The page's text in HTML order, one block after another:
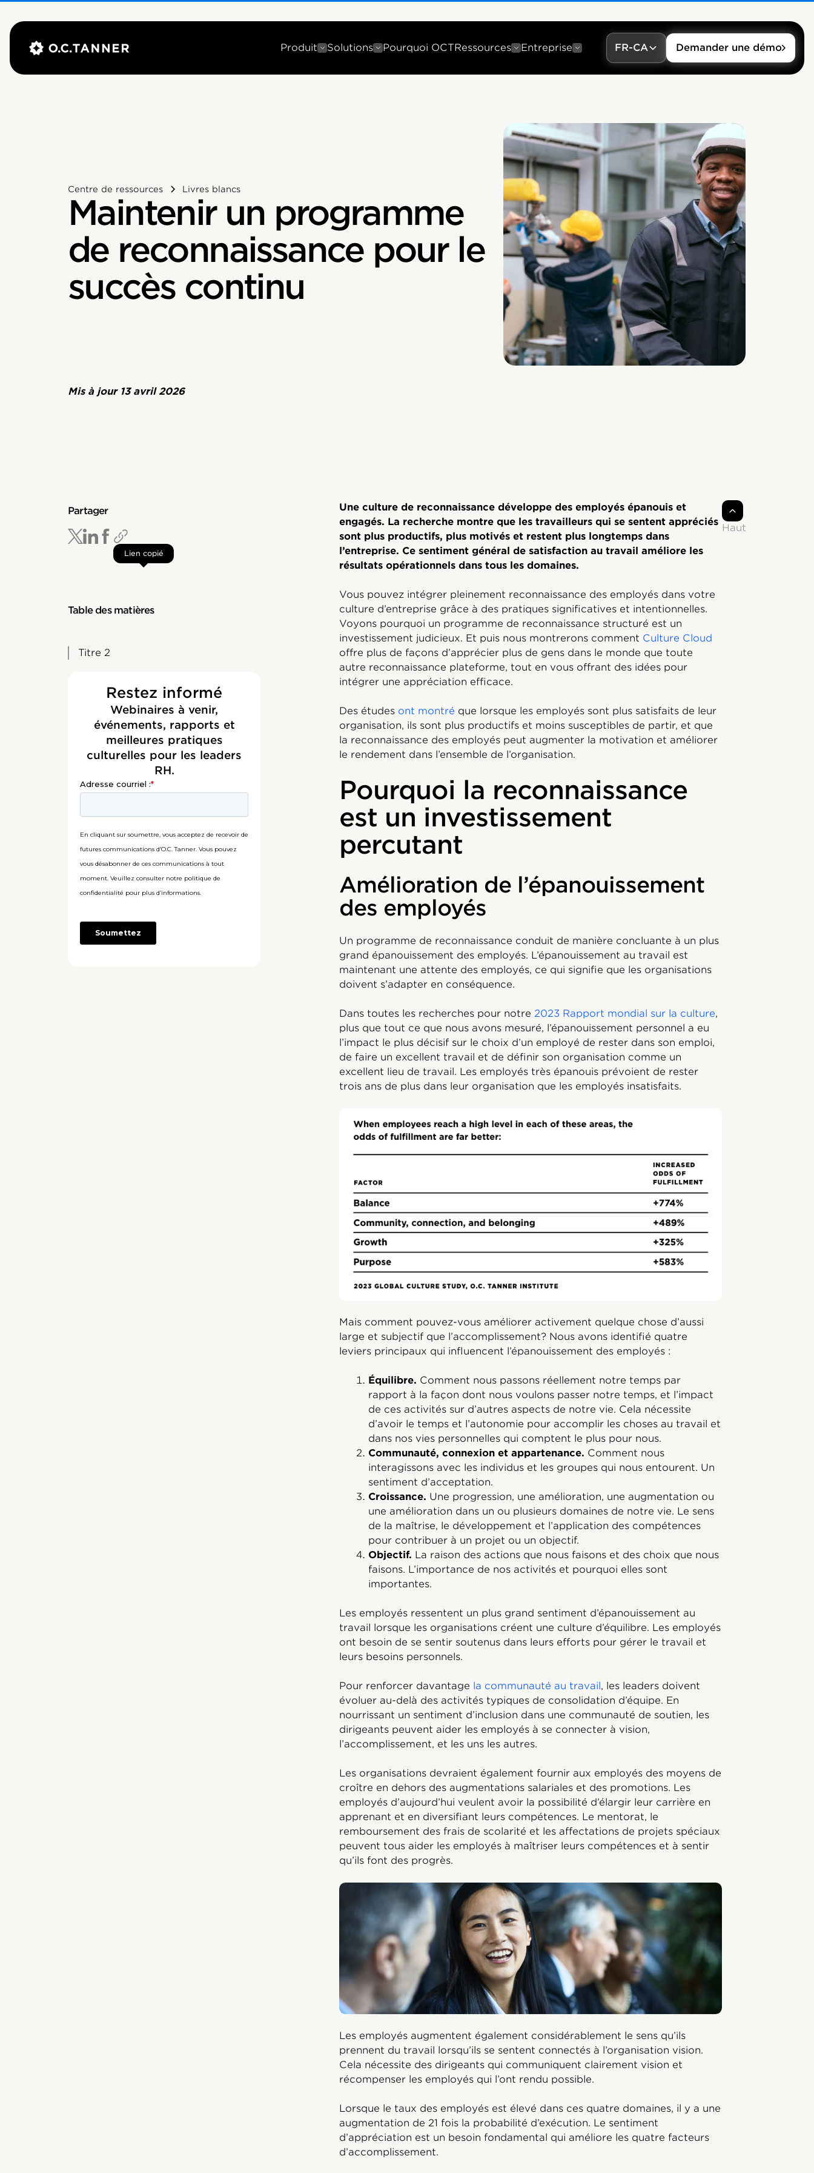
Produit Solutions Pourquoi OCTRessources Entreprise FR-CA Demander une démo
Centre de ressources Livres blancs
Maintenir un programme
de reconnaissance pour le
succès continu
Mis à jour 13 avril 2026
Partager
Lien copié
Table des matières
Titre 2
Restez informé
Webinaires à venir,
événements, rapports et
meilleures pratiques
culturelles pour les leaders
RH.
Une culture de reconnaissance développe des employés épanouis et
engagés. La recherche montre que les travailleurs qui se sentent appréciés
sont plus productifs, plus motivés et restent plus longtemps dans
l’entreprise. Ce sentiment général de satisfaction au travail améliore les
résultats opérationnels dans tous les domaines.
Vous pouvez intégrer pleinement reconnaissance des employés dans votre
culture d’entreprise grâce à des pratiques significatives et intentionnelles.
Voyons pourquoi un programme de reconnaissance structuré est un
investissement judicieux. Et puis nous montrerons comment Culture Cloud
offre plus de façons d’apprécier plus de gens dans le monde que toute
autre reconnaissance plateforme, tout en vous offrant des idées pour
intégrer une appréciation efficace.
Des études ont montré que lorsque les employés sont plus satisfaits de leur
organisation, ils sont plus productifs et moins susceptibles de partir, et que
la reconnaissance des employés peut augmenter la motivation et améliorer
le rendement dans l’ensemble de l’organisation.
Pourquoi la reconnaissance
est un investissement
percutant
Amélioration de l’épanouissement
des employés
Un programme de reconnaissance conduit de manière concluante à un plus
grand épanouissement des employés. L’épanouissement au travail est
maintenant une attente des employés, ce qui signifie que les organisations
doivent s’adapter en conséquence.
Dans toutes les recherches pour notre 2023 Rapport mondial sur la culture,
plus que tout ce que nous avons mesuré, l’épanouissement personnel a eu
l’impact le plus décisif sur le choix d’un employé de rester dans son emploi,
de faire un excellent travail et de définir son organisation comme un
excellent lieu de travail. Les employés très épanouis prévoient de rester
trois ans de plus dans leur organisation que les employés insatisfaits.
Mais comment pouvez-vous améliorer activement quelque chose d’aussi
large et subjectif que l’accomplissement? Nous avons identifié quatre
leviers principaux qui influencent l’épanouissement des employés :
Équilibre. Comment nous passons réellement notre temps par
rapport à la façon dont nous voulons passer notre temps, et l’impact
de ces activités sur d’autres aspects de notre vie. Cela nécessite
d’avoir le temps et l’autonomie pour accomplir les choses au travail et
dans nos vies personnelles qui comptent le plus pour nous.
Communauté, connexion et appartenance. Comment nous
interagissons avec les individus et les groupes qui nous entourent. Un
sentiment d’acceptation.
Croissance. Une progression, une amélioration, une augmentation ou
une amélioration dans un ou plusieurs domaines de notre vie. Le sens
de la maîtrise, le développement et l’application des compétences
pour contribuer à un projet ou un objectif.
Objectif. La raison des actions que nous faisons et des choix que nous
faisons. L’importance de nos activités et pourquoi elles sont
importantes.
Les employés ressentent un plus grand sentiment d’épanouissement au
travail lorsque les organisations créent une culture d’équilibre. Les employés
ont besoin de se sentir soutenus dans leurs efforts pour gérer le travail et
leurs besoins personnels.
Pour renforcer davantage la communauté au travail , les leaders doivent
évoluer au-delà des activités typiques de consolidation d’équipe. En
nourrissant un sentiment d’inclusion dans une communauté de soutien, les
dirigeants peuvent aider les employés à se connecter à vision,
l’accomplissement, et les uns les autres.
Les organisations devraient également fournir aux employés des moyens de
croître en dehors des augmentations salariales et des promotions. Les
employés d’aujourd’hui veulent avoir la possibilité d’élargir leur carrière en
apprenant et en diversifiant leurs compétences. Le mentorat, le
remboursement des frais de scolarité et les affectations de projets spéciaux
peuvent tous aider les employés à maîtriser leurs compétences et à sentir
qu’ils font des progrès.
Les employés augmentent également considérablement le sens qu’ils
prennent du travail lorsqu’ils se sentent connectés à l’organisation vision.
Cela nécessite des dirigeants qui communiquent clairement vision et
récompenser les employés qui l’ont rendu possible.
Lorsque le taux des employés est élevé dans ces quatre domaines, il y a une
augmentation de 21 fois la probabilité d’exécution. Le sentiment
d’appréciation est un besoin fondamental qui améliore les quatre facteurs
d’accomplissement.
Haut